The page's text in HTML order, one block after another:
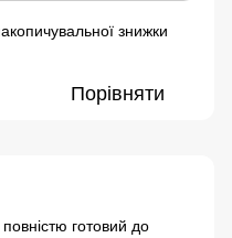
знижки
Порівняти
готовий до